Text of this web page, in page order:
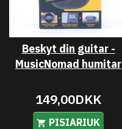
Beskyt din guitar -
MusicNomad humitar
149,00DKK
PISIARIUK